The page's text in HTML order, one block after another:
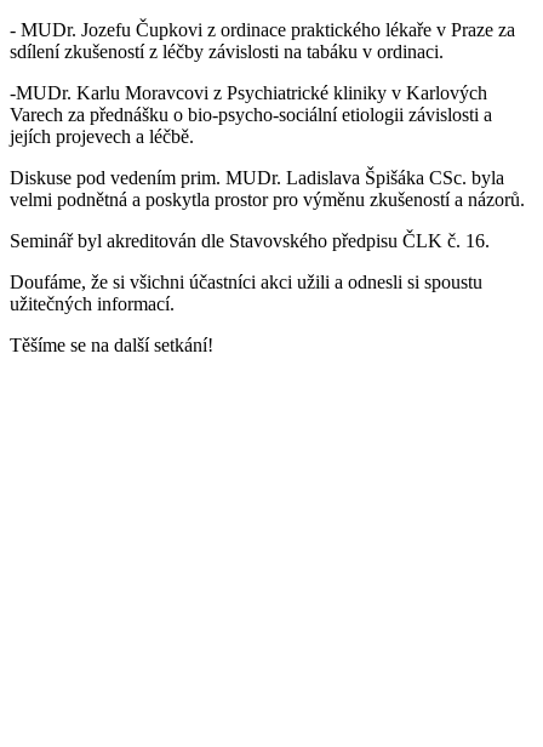
- MUDr. Jozefu Čupkovi z ordinace praktického lékaře v Praze za
sdílení zkušeností z léčby závislosti na tabáku v ordinaci.
-MUDr. Karlu Moravcovi z Psychiatrické kliniky v Karlových
Varech za přednášku o bio-psycho-sociální etiologii závislosti a
jejích projevech a léčbě.
Diskuse pod vedením prim. MUDr. Ladislava Špišáka CSc. byla
velmi podnětná a poskytla prostor pro výměnu zkušeností a názorů.
Seminář byl akreditován dle Stavovského předpisu ČLK č. 16.
Doufáme, že si všichni účastníci akci užili a odnesli si spoustu
užitečných informací.
Těšíme se na další setkání!